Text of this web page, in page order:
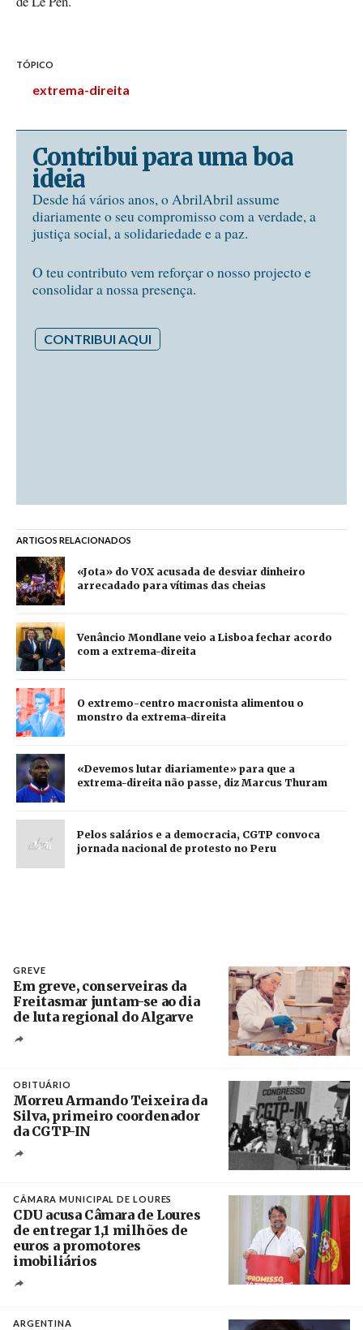
TÓPICO
extrema-direita
Contribui para uma boa
ideia
Desde há vários anos, o AbrilAbril assume
diariamente o seu compromisso com a verdade, a
justiça social, a solidariedade e a paz.
O teu contributo vem reforçar o nosso projecto e
consolidar a nossa presença.
CONTRIBUI AQUI
ARTIGOS RELACIONADOS
«Jota» do VOX acusada de desviar dinheiro
arrecadado para vítimas das cheias
Venâncio Mondlane veio a Lisboa fechar acordo
com a extrema-direita
O extremo-centro macronista alimentou o
monstro da extrema-direita
«Devemos lutar diariamente» para que a
extrema-direita não passe, diz Marcus Thuram
Pelos salários e a democracia, CGTP convoca
jornada nacional de protesto no Peru
GREVE
Em greve, conserveiras da
Freitasmar juntam-se ao dia
de luta regional do Algarve
OBITUÁRIO
Morreu Armando Teixeira da
Silva, primeiro coordenador
da CGTP-IN
CÂMARA MUNICIPAL DE LOURES
CDU acusa Câmara de Loures
de entregar 1,1 milhões de
euros a promotores
imobiliários
ARGENTINA